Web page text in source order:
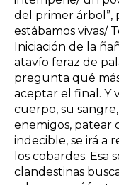
del primer árbol”,
estábamos vivas/
Iniciación de la
atavío feraz de
pregunta qué
aceptar el final. Y
cuerpo, su
enemigos, patear
indecible, se irá a
los cobardes. Esa
clandestinas